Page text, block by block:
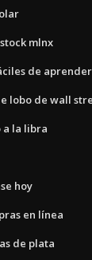
mlnx
de aprender
lobo de wall
a la libra
hoy
en línea
de plata